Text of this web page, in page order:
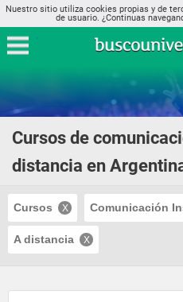
Nuestro sitio utiliza cookies propias y de
de usuario. ¿Continuas
Cursos de
distancia en
Cursos Comunicación
A distancia